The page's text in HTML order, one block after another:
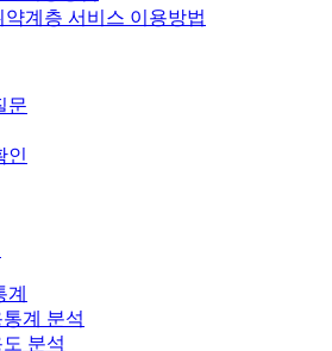
약계층 서비스 이용방법
문
인
계
계 분석
분석